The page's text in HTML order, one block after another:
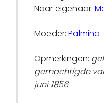
Naar eigenaar:
Moeder:Palmina
Opmerkingen:
gemachtigde
juni 1856